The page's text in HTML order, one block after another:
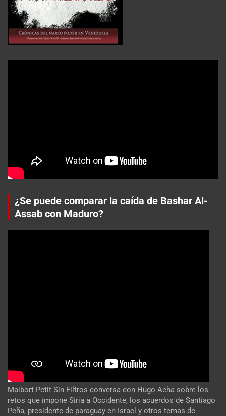
¿Se puede comparar la caída de Bashar Al-
Assab con Maduro?
Maibort Petit Sin Filtros conversa con Hugo Acha sobre los
retos que impone Siria a Occidente, los acuerdos de Santiago
Peña, presidente de paraguay en Israel y otros temas de